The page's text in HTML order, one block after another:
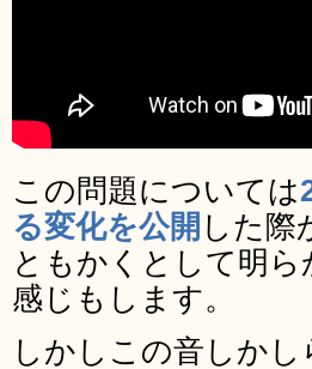
この問題については
る変化を公開 した際
ともかくとして明
感じもします。
しかしこの音しか